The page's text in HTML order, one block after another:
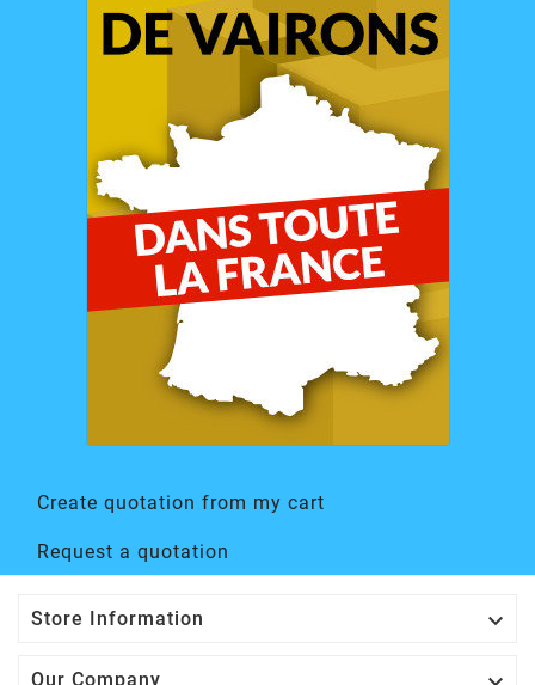
Create quotation from my cart
Request a quotation
Store Information 
Our Company